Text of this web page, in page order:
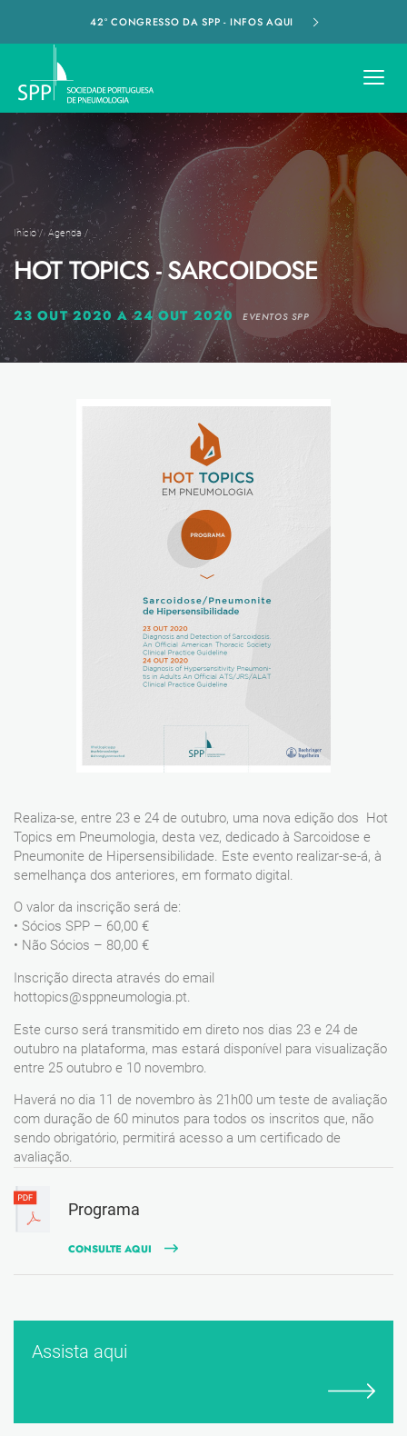
42º CONGRESSO DA SPP - INFOS AQUI
Início/ Agenda /
HOT TOPICS - SARCOIDOSE
23 OUT 2020 A 24 OUT 2020 EVENTOS SPP
Realiza-se, entre 23 e 24 de outubro, uma nova edição dos Hot
Topics em Pneumologia, desta vez, dedicado à Sarcoidose e
Pneumonite de Hipersensibilidade. Este evento realizar-se-á, à
semelhança dos anteriores, em formato digital.
O valor da inscrição será de:
• Sócios SPP – 60,00 €
• Não Sócios – 80,00 €
Inscrição directa através do email
hottopics@sppneumologia.pt.
Este curso será transmitido em direto nos dias 23 e 24 de
outubro na plataforma, mas estará disponível para visualização
entre 25 outubro e 10 novembro.
Haverá no dia 11 de novembro às 21h00 um teste de avaliação
com duração de 60 minutos para todos os inscritos que, não
sendo obrigatório, permitirá acesso a um certificado de
avaliação.
Programa
CONSULTE AQUI
Assista aqui